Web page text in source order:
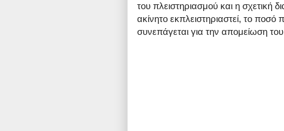
του πλειστηριασμού και η σχετική
ακίνητο εκπλειστηριαστεί, το
συνεπάγεται για την απομείωση